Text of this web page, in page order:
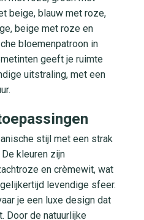
beige, blauw met roze,
beige met roze en
bloemenpatroon in
geeft je ruimte
uitstraling, met een
stijl met een strak
kleuren zijn
en crèmewit, wat
levendige sfeer.
je een luxe design dat
Door de natuurlijke